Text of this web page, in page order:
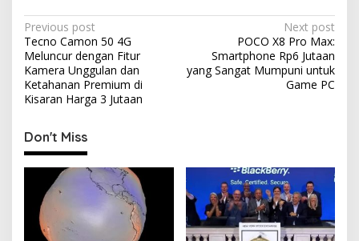
P
o
s
t
a
v
Previous post
Tecno Camon 50 4G
Meluncur dengan Fitur
Kamera Unggulan dan
Ketahanan Premium di
Kisaran Harga 3 Jutaan
Next post
POCO X8 Pro Max:
Smartphone Rp6 Jutaan
yang Sangat Mumpuni untuk
Game PC
Don't Miss